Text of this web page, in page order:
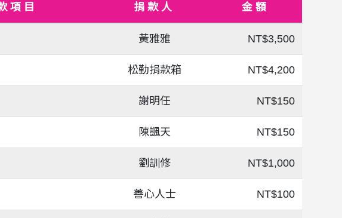
項目 捐款人 金額
黃雅雅 NT$3,500
松勤捐款箱 NT$4,200
謝明任 NT$150
陳颽天 NT$150
劉訓修 NT$1,000
善心人士 NT$100